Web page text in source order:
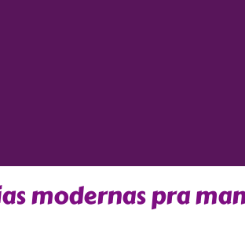
modernas pra